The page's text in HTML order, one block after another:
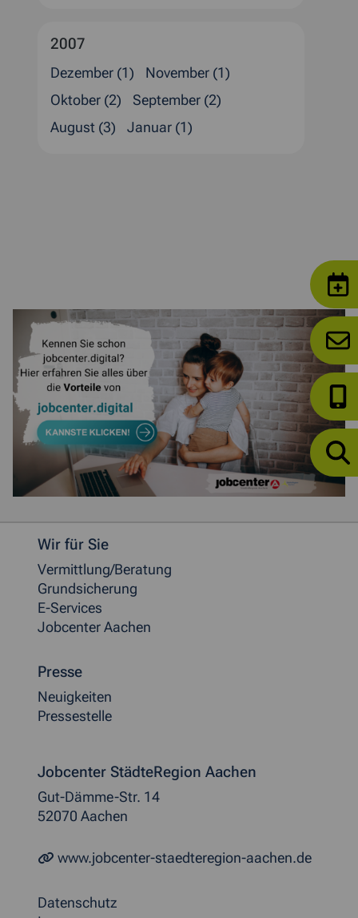
2007
Dezember (1)
November (1)
Oktober (2)
September (2)
August (3)
Januar (1)
Weitere allgemeine Informationen
Wir für Sie
Vermittlung/Beratung
Grundsicherung
E-Services
Jobcenter Aachen
Presse
Neuigkeiten
Pressestelle
Jobcenter StädteRegion Aachen
Gut-Dämme-Str. 14
52070 Aachen
www.jobcenter-staedteregion-aachen.de
Datenschutz